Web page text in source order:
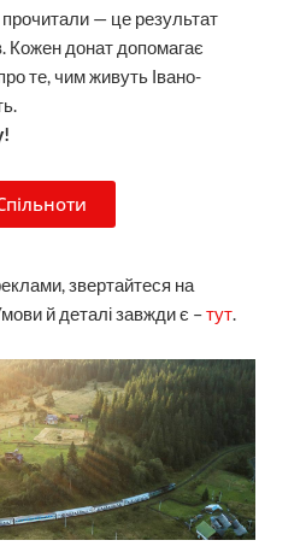
— це результат
Кожен донат допомагає
те, чим живуть Івано-
звертайтеся на
й деталі завжди є –тут.